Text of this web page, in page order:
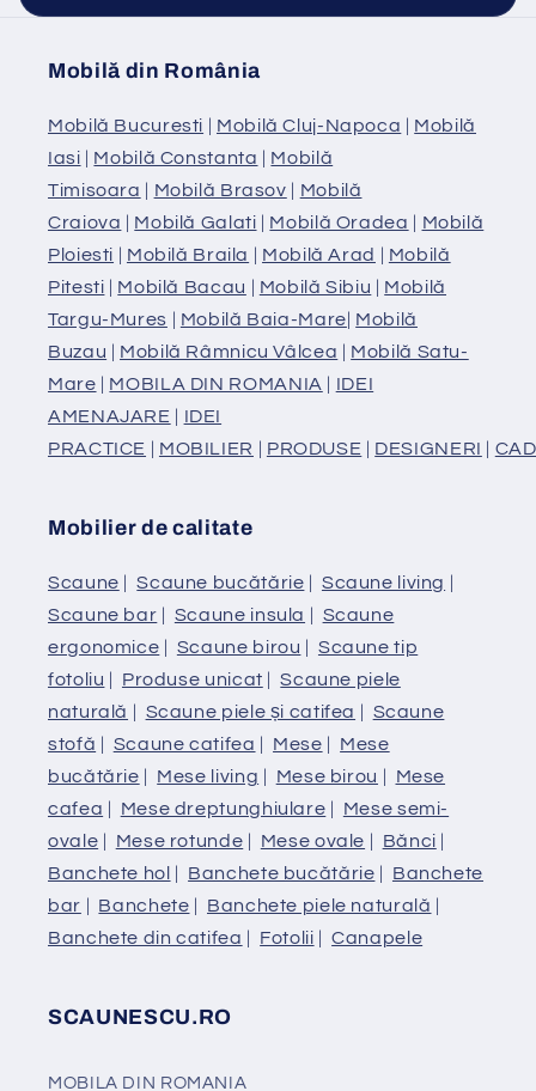
Mobilă din România
Mobilă Bucuresti | Mobilă Cluj-Napoca | Mobilă
Iasi | Mobilă Constanta | Mobilă
Timisoara | Mobilă Brasov | Mobilă
Craiova | Mobilă Galati | Mobilă Oradea | Mobilă
Ploiesti | Mobilă Braila | Mobilă Arad | Mobilă
Pitesti | Mobilă Bacau | Mobilă Sibiu | Mobilă
Targu-Mures | Mobilă Baia-Mare| Mobilă
Buzau | Mobilă Râmnicu Vâlcea | Mobilă Satu-
Mare | MOBILA DIN ROMANIA | IDEI
AMENAJARE | IDEI
PRACTICE | MOBILIER | PRODUSE | DESIGNERI |
Mobilier de calitate
Scaune |Scaune bucătărie | Scaune living |
Scaune bar | Scaune insula | Scaune
ergonomice | Scaune birou | Scaune tip
fotoliu | Produse unicat |Scaune piele
naturală | Scaune piele și catifea | Scaune
stofă | Scaune catifea | Mese | Mese
bucătărie | Mese living | Mese birou | Mese
cafea | Mese dreptunghiulare | Mese semi-
ovale | Mese rotunde | Mese ovale | Bănci |
Banchete hol | Banchete bucătărie | Banchete
bar | Banchete | Banchete piele naturală |
Banchete din catifea | Fotolii |Canapele
SCAUNESCU.RO
MOBILA DIN ROMANIA